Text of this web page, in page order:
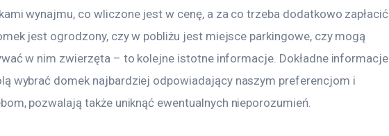
wynajmu, co wliczone jest w cenę, a za co trzeba dodatkowo zapłacić.
jest ogrodzony, czy w pobliżu jest miejsce parkingowe, czy mogą
w nim zwierzęta – to kolejne istotne informacje. Dokładne informacje
wybrać domek najbardziej odpowiadający naszym preferencjom i
pozwalają także uniknąć ewentualnych nieporozumień.